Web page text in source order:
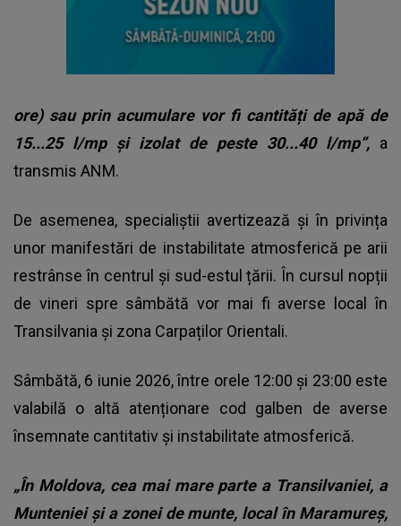
ore) sau prin acumulare vor fi cantități de apă de
15...25 l/mp și izolat de peste 30...40 l/mp”, a
transmis ANM.
De asemenea, specialiștii avertizează și în privința
unor manifestări de instabilitate atmosferică pe arii
restrânse în centrul și sud-estul țării. În cursul nopții
de vineri spre sâmbătă vor mai fi averse local în
Transilvania și zona Carpaților Orientali.
Sâmbătă, 6 iunie 2026, între orele 12:00 și 23:00 este
valabilă o altă atenționare cod galben de averse
însemnate cantitativ și instabilitate atmosferică.
„În Moldova, cea mai mare parte a Transilvaniei, a
Munteniei și a zonei de munte, local în Maramureș,